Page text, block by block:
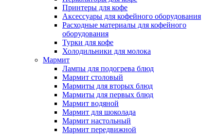
Принтеры для кофе
Аксессуары для кофейного оборудования
Расходные материалы для кофейного
оборудования
Турки для кофе
Холодильники для молока
Мармит
Лампы для подогрева блюд
Мармит столовый
Мармиты для вторых блюд
Мармиты для первых блюд
Мармит водяной
Мармит для шоколада
Мармит настольный
Мармит передвижной